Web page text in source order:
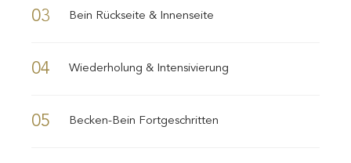
03 Bein Rückseite & Innenseite
04 Wiederholung & Intensivierung
05 Becken-Bein Fortgeschritten